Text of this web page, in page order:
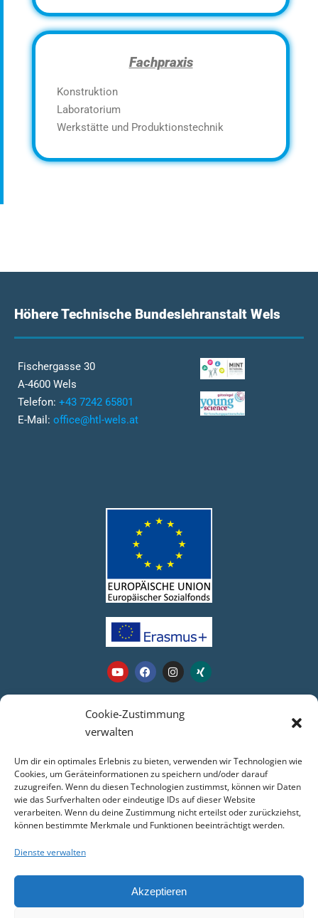
Cookie-Zustimmung
verwalten
Um dir ein optimales Erlebnis zu bieten, verwenden wir Technologien wie
Cookies, um Geräteinformationen zu speichern und/oder darauf
zuzugreifen. Wenn du diesen Technologien zustimmst, können wir Daten
wie das Surfverhalten oder eindeutige IDs auf dieser Website
verarbeiten. Wenn du deine Zustimmung nicht erteilst oder zurückziehst,
können bestimmte Merkmale und Funktionen beeinträchtigt werden.
Dienste verwalten
Akzeptieren
Fachpraxis
Konstruktion
Laboratorium
Werkstätte und Produktionstechnik
Höhere Technische Bundeslehranstalt Wels
Fischergasse 30
A-4600 Wels
Telefon: +43 7242 65801
E-Mail: office@htl-wels.at
Kontakt
Impressum
Datenschutz
COOKIE-RICHTLINIE (EU)